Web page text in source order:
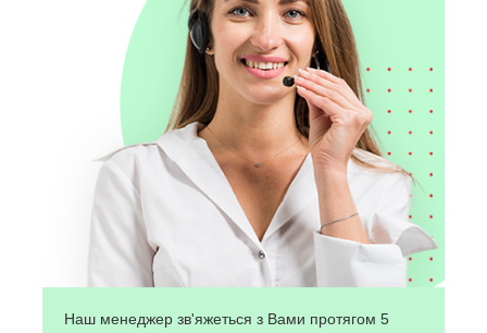
Наш менеджер зв'яжеться з Вами протягом 5